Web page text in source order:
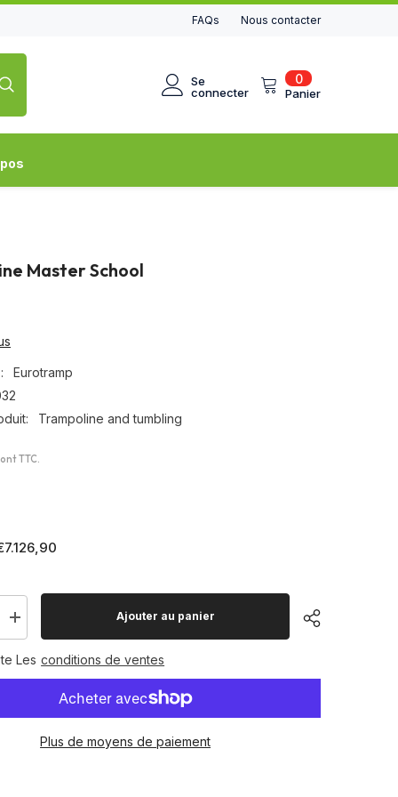
FAQs Nous contacter
00
article
Panier
Se
connecter
Master School
Eurotramp
Trampoline and tumbling
TTC.
Augmenter
la
quantité
pour
Trampoline
Ajouter au panier
Les conditions de ventes
Plus de moyens de paiement